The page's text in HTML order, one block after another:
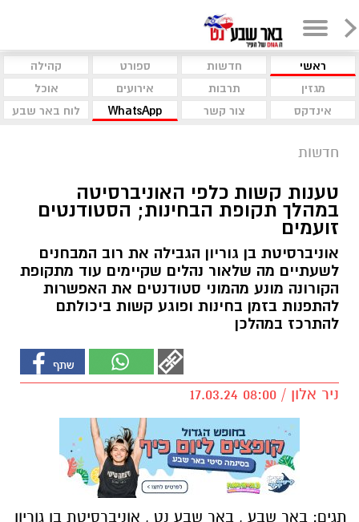
ראשי חדשות ספורט
קהילה
מגזין
תרבות אירועים
אוכל
אינדקס
צור קשר WhatsApp לוח באר שבע
חדשות
טענות קשות כלפי האוניברסיטה
במהלך תקופת הבחינות; הסטודנטים
זועמים
אוניברסיטת בן גוריון הגבילה את רוב המבחנים
לשעתיים מה שלאור נהלים שקיימים עוד מתקופת
הקורונה מונע מהמוני סטודנטים את האפשרות
להתפנות בזמן בחינות ופוגע קשות ביכולתם
להתרכז במהלכן
ניר אלון / 08:00 17.03.24
תגים: באר שבע , באר שבע נט , אוניברסיטת בן גוריון